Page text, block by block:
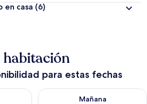
en casa (6)
habitación
para estas fechas
para hoy ago 7 - ago 8
Mañana
Consulta la disponibilidad